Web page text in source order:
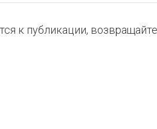
к публикации,